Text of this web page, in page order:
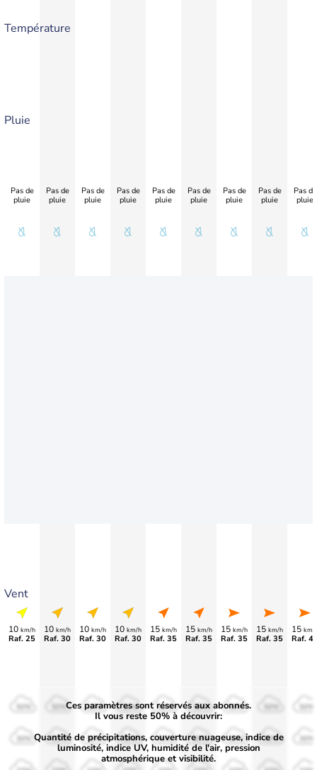
Température
Pluie
Vent
Pas de
pluie
10 km/h
Raf. 25
Pas de
pluie
10 km/h
Raf. 30
Pas de
pluie
10 km/h
Raf. 30
Pas de
pluie
10 km/h
Raf. 30
Pas de
pluie
15 km/h
Raf. 35
Pas de
pluie
15 km/h
Raf. 35
Pas de
pluie
15 km/h
Raf. 35
Pas de
pluie
15 km/h
Raf. 35
Pas de
pluie
15 km/
Raf.
50%
30%
50%
30%
50%
30%
50%
30%
50%
30%
50%
30%
50%
30% 30% 30%
Ces paramètres sont réservés aux abonnés.
Il vous reste 50% à découvrir:
Quantité de précipitations, couverture nuageuse, indice de
luminosité, indice UV, humidité de l'air, pression
atmosphérique et visibilité.